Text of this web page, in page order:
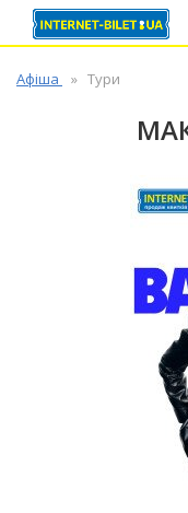
Афіша Тури